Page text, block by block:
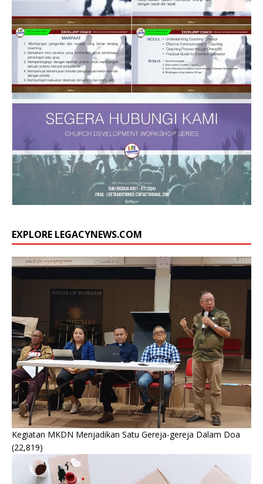
EXPLORE LEGACYNEWS.COM
Kegiatan MKDN Menjadikan Satu Gereja-gereja Dalam Doa
(22,819)